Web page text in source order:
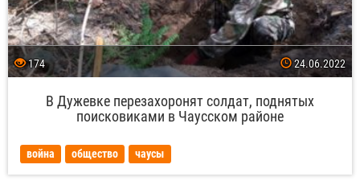
174 24.06.2022
В Дужевке перезахоронят солдат, поднятых
поисковиками в Чаусском районе
война общество чаусы